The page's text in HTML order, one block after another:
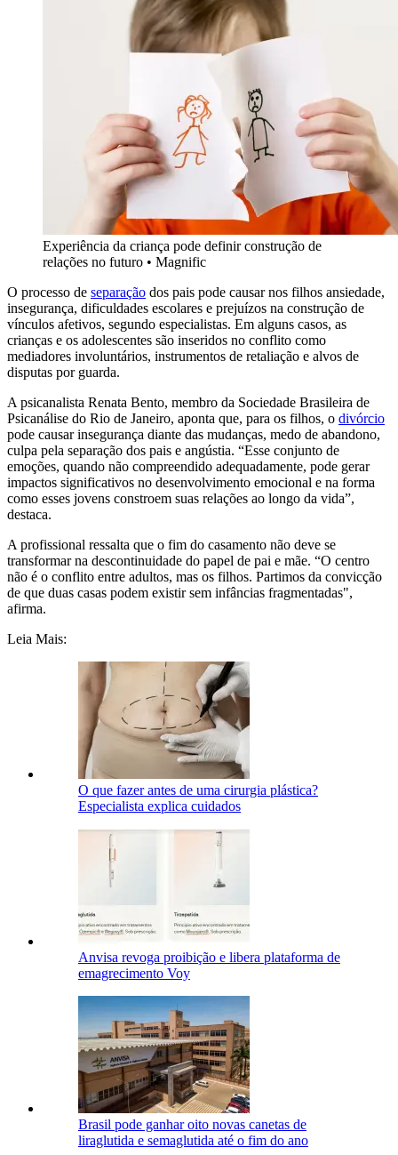
Experiência da criança pode definir construção de
relações no futuro • Magnific
O processo de separação dos pais pode causar nos filhos ansiedade,
insegurança, dificuldades escolares e prejuízos na construção de
vínculos afetivos, segundo especialistas. Em alguns casos, as
crianças e os adolescentes são inseridos no conflito como
mediadores involuntários, instrumentos de retaliação e alvos de
disputas por guarda.
A psicanalista Renata Bento, membro da Sociedade Brasileira de
Psicanálise do Rio de Janeiro, aponta que, para os filhos, o divórcio
pode causar insegurança diante das mudanças, medo de abandono,
culpa pela separação dos pais e angústia. “Esse conjunto de
emoções, quando não compreendido adequadamente, pode gerar
impactos significativos no desenvolvimento emocional e na forma
como esses jovens constroem suas relações ao longo da vida”,
destaca.
A profissional ressalta que o fim do casamento não deve se
transformar na descontinuidade do papel de pai e mãe. “O centro
não é o conflito entre adultos, mas os filhos. Partimos da convicção
de que duas casas podem existir sem infâncias fragmentadas",
afirma.
Leia Mais:
O que fazer antes de uma cirurgia plástica?
Especialista explica cuidados
Anvisa revoga proibição e libera plataforma de
emagrecimento Voy
Brasil pode ganhar oito novas canetas de
liraglutida e semaglutida até o fim do ano